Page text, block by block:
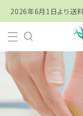
2026年6月1日より送